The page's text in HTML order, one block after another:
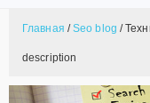
Главная / Seo blog /
description